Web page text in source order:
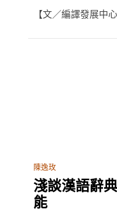
【文／編譯發展中
陳逸玫
淺談漢語辭
能